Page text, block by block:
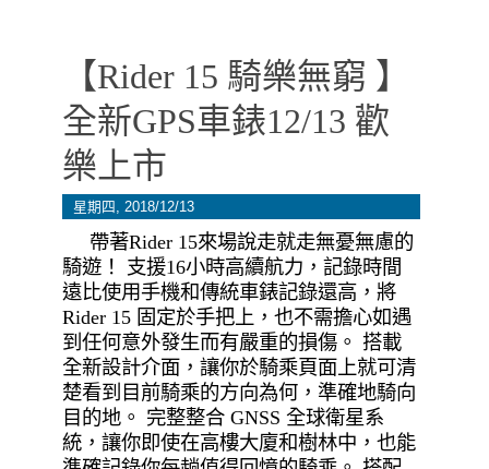
【Rider 15 騎樂無窮 】
全新GPS車錶12/13 歡
樂上市
星期四, 2018/12/13
帶著Rider 15來場說走就走無憂無慮的
騎遊！ 支援16小時高續航力，記錄時間
遠比使用手機和傳統車錶記錄還高，將
Rider 15 固定於手把上，也不需擔心如遇
到任何意外發生而有嚴重的損傷。 搭載
全新設計介面，讓你於騎乘頁面上就可清
楚看到目前騎乘的方向為何，準確地騎向
目的地。 完整整合 GNSS 全球衛星系
統，讓你即使在高樓大廈和樹林中，也能